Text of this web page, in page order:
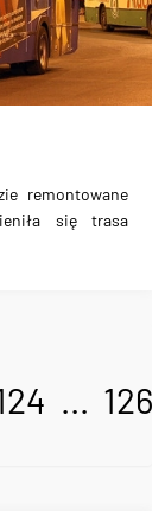
remontowane
się trasa
... 126